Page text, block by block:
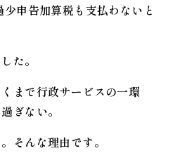
申告加算税も支払わないと
た。
まで行政サービスの一環
ぎない。
そんな理由です。